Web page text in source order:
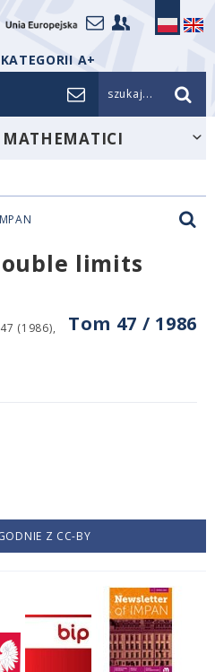
A+
szukaj...
limits
Tom 47 / 1986
(1986),
Z CC-BY